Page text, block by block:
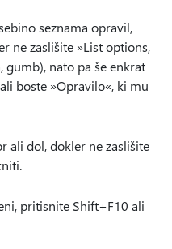
seznama opravil,
ne zaslišite »List options,
gumb), nato pa še enkrat
boste »Opravilo«, ki mu
ali dol, dokler ne zaslišite
pritisnite Shift+F10 ali